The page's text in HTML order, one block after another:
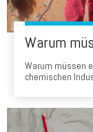
Warum müssen
chemischen
Voraussetzung -
Wartung